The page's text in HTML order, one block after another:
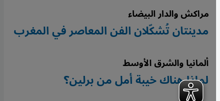
مراكش والدار البيضاء
مدينتان تُشكّلان الفن المعاصر في المغرب
ألمانيا والشرق الأوسط
لماذا هناك خيبة أمل من برلين؟